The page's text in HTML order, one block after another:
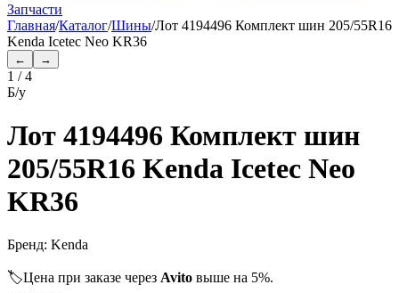
Запчасти
Главная/Каталог/Шины/Лот 4194496 Комплект шин 205/55R16
Kenda Icetec Neo KR36
← →
1 /4
Б/у
Лот 4194496 Комплект шин
205/55R16 Kenda Icetec Neo
KR36
Бренд: Kenda
🏷️Цена при заказе через Avito выше на 5%.